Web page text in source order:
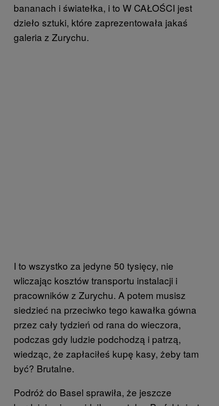
bananach i światełka, i to W CAŁOŚCI jest
dzieło sztuki, które zaprezentowała jakaś
galeria z Zurychu.
I to wszystko za jedyne 50 tysięcy, nie
wliczając kosztów transportu instalacji i
pracowników z Zurychu. A potem musisz
siedzieć na przeciwko tego kawałka gówna
przez cały tydzień od rana do wieczora,
podczas gdy ludzie podchodzą i patrzą,
wiedząc, że zapłaciłeś kupę kasy, żeby tam
być? Brutalne.
Podróż do Basel sprawiła, że jeszcze